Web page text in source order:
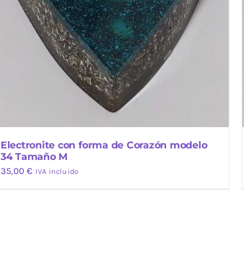
Electronite con forma de Corazón modelo
34 Tamaño M
35,00€ IVA incluido